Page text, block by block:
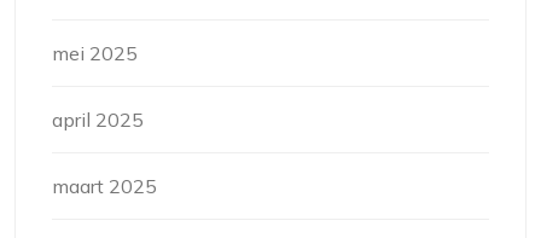
mei 2025
april 2025
maart 2025